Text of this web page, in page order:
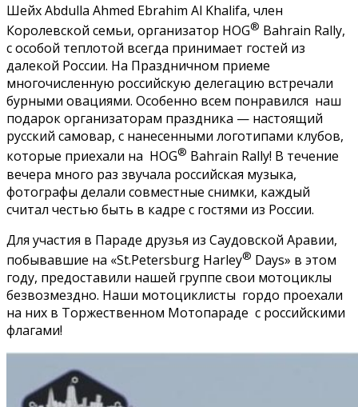
Шейх Abdulla Ahmed Ebrahim Al Khalifa, член
Королевской семьи, организатор HOG® Bahrain Rally,
с особой теплотой всегда принимает гостей из
далекой России. На Праздничном приеме
многочисленную российскую делегацию встречали
бурными овациями. Особенно всем понравился наш
подарок организаторам праздника — настоящий
русский самовар, с нанесенными логотипами клубов,
которые приехали на HOG® Bahrain Rally! В течение
вечера много раз звучала российская музыка,
фотографы делали совместные снимки, каждый
считал честью быть в кадре с гостями из России.
Для участия в Параде друзья из Саудовской Аравии,
побывавшие на «St.Petersburg Harley® Days» в этом
году, предоставили нашей группе свои мотоциклы
безвозмездно. Наши мотоциклисты гордо проехали
на них в Торжественном Мотопараде с российскими
флагами!